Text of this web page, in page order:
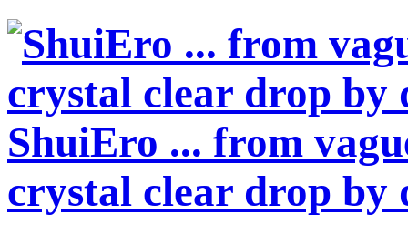
ShuiEro ... from
crystal clear drop by